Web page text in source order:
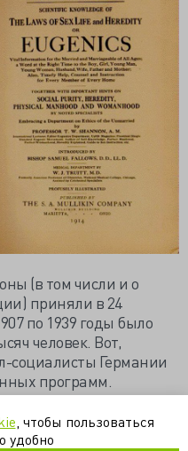
(в том числи и о
приняли в 24
по 1939 годы было
человек. Вот,
социалисты Германии
программ.
, чтобы пользоваться
удобно